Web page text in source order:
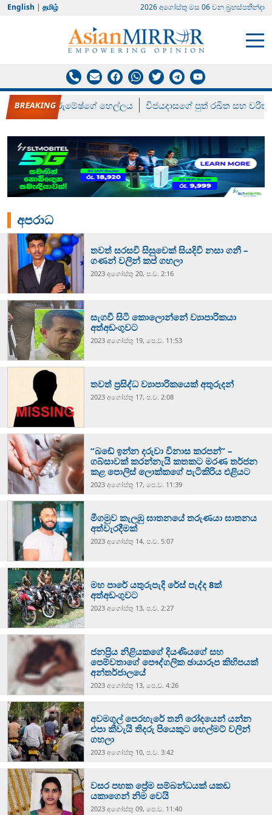
English | தமிழ் 2026 අගෝස්‍තු මස 06 වන බ්‍රහස්පතින්දා
රන් ගෙනා රුමේෂ්ගේ හෙල්ලය විජයදාසගේ පුත් රඛිත සහ චරිත්
අපරාධ
තවත් සරසවි සිසුවෙක් සියදිවි නසා ගනී –
ගණන් වලින් කප් ගහලා
2023 අගෝස්‍තු 20, ප.ව. 2:16
සැගවී සිටි කොලොන්නේ ව්‍යාපාරිකයා
අත්අඩංගුවට
2023 අගෝස්‍තු 19, පෙ.ව. 11:53
තවත් ප්‍රසිද්ධ ව්‍යාපාරිකයෙක් අතුරුදන්
2023 අගෝස්‍තු 17, ප.ව. 2:08
“බඩේ ඉන්න දරුවා විනාස කරපන්” –
ගබ්සාවක් කරන්නැයි කතකට මරණ තර්ජන
කළ පොලිස් ලොක්කගේ පැටිකිරිය එළියට
2023 අගෝස්‍තු 17, පෙ.ව. 11:39
මීගමුව කැලඹු ඝාතනයේ තරුණයා ඝාතනය
අත්වැරදීමක්
2023 අගෝස්‍තු 14, ප.ව. 5:07
මහ පාරේ යතුරුපැදි රේස් පැද්ද 8ක්
අත්අඩංගුවට
2023 අගෝස්‍තු 13, ප.ව. 2:27
ජනප්‍රිය නිළියකගේ දියණියගේ සහ
පෙම්වතාගේ පෞද්ගලික ඡායාරූප කිහිපයක්
අන්තර්ජාලයේ
2023 අගෝස්‍තු 13, පෙ.ව. 4:26
අවමගුල් පෙරහැරේ තනි රෝදයෙන් යන්න
එපා කීවැයි තිදරු පියෙකුට හෙල්මට් වලින්
ගහලා
2023 අගෝස්‍තු 10, ප.ව. 3:42
වසර පහක ප්‍රේම සම්බන්ධයක් යකඩ
යකාගෙන් නිම වෙයි
2023 අගෝස්‍තු 09, පෙ.ව. 11:40